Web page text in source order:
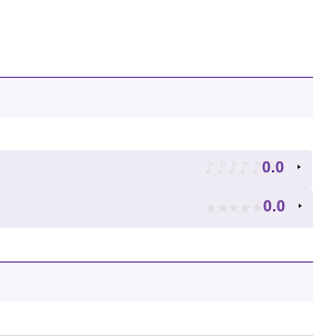
♪ ♪ ♪ ♪ ♪ 0.0
★ ★ ★ ★ ★ 0.0